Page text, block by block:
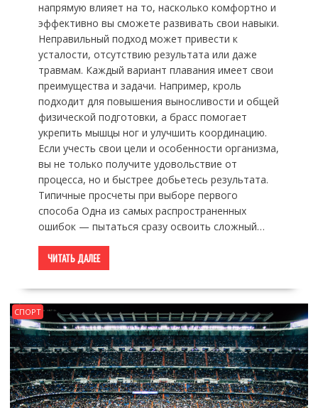
напрямую влияет на то, насколько комфортно и
эффективно вы сможете развивать свои навыки.
Неправильный подход может привести к
усталости, отсутствию результата или даже
травмам. Каждый вариант плавания имеет свои
преимущества и задачи. Например, кроль
подходит для повышения выносливости и общей
физической подготовки, а брасс помогает
укрепить мышцы ног и улучшить координацию.
Если учесть свои цели и особенности организма,
вы не только получите удовольствие от
процесса, но и быстрее добьетесь результата.
Типичные просчеты при выборе первого
способа Одна из самых распространенных
ошибок — пытаться сразу освоить сложный…
ЧИТАТЬ ДАЛЕЕ
СПОРТ